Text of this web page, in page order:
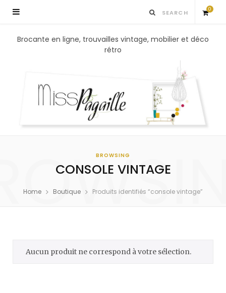
0
S
p
Brocante en ligne, trouvailles vintage, mobilier et déco
rétro
BROWSING
CONSOLE VINTAGE
Home Boutique Produits identifiés “console vintage”
Aucun produit ne correspond à votre sélection.